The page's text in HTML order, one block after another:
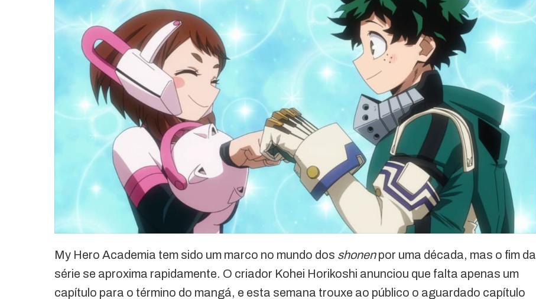
My Hero Academia tem sido um marco no mundo dos shonenpor uma década, mas o fim da
série se aproxima rapidamente. O criador Kohei Horikoshi anunciou que falta apenas um
capítulo para o término do mangá, e esta semana trouxe ao público o aguardado capítulo